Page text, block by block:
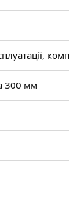
300 мм